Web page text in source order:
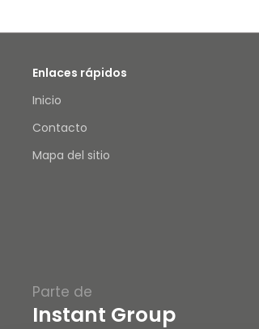
Enlaces rápidos
Inicio
Contacto
Mapa del sitio
Parte de
Instant Group